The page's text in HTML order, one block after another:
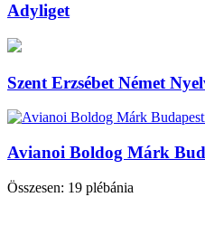
Adyliget
Szent Erzsébet Német
Avianoi Boldog Márk
Összesen: 19 plébánia